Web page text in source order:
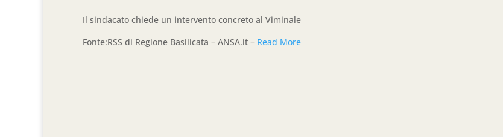
Il sindacato chiede un intervento concreto al Viminale
Fonte:RSS di Regione Basilicata – ANSA.it – Read More